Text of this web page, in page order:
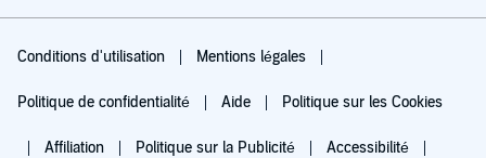
Conditions d'utilisation Mentions légales
Politique de confidentialité Aide Politique sur les Cookies
Affiliation Politique sur la Publicité Accessibilité